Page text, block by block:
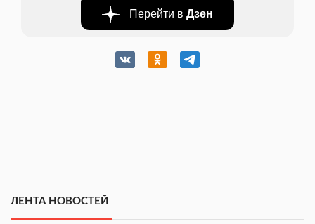
Перейти в Дзен
ЛЕНТА НОВОСТЕЙ